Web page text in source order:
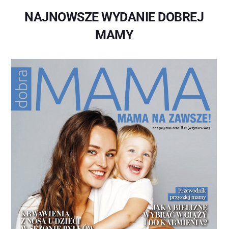
NAJNOWSZE WYDANIE DOBREJ
MAMY